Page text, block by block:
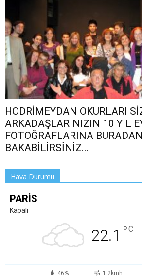
HODRİMEYDAN OKURLARI
ARKADAŞLARINIZIN 10 YIL
FOTOĞRAFLARINA BURADAN
BAKABİLİRSİNİZ...
Hava Durumu
PARIS
Kapalı
22.1 °C
46% 1.2kmh